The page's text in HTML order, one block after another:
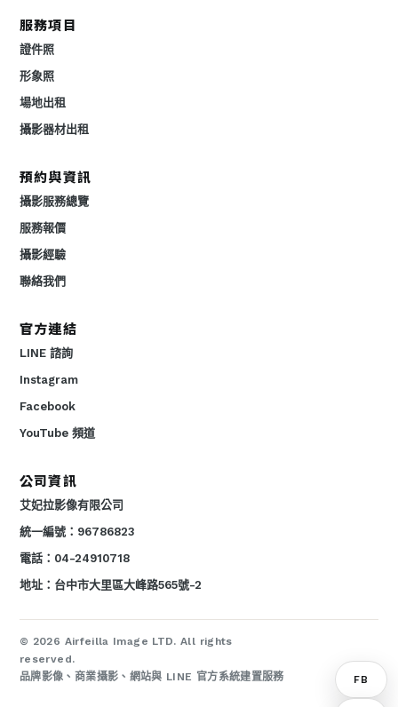
服務項目
證件照
形象照
場地出租
攝影器材出租
預約與資訊
攝影服務總覽
服務報價
攝影經驗
聯絡我們
官方連結
LINE 諮詢
Instagram
Facebook
YouTube 頻道
公司資訊
艾妃拉影像有限公司
統一編號：96786823
電話：04-24910718
地址：台中市大里區大峰路565號-2
© 2026 Airfeilla Image LTD. All rights
reserved.
品牌影像、商業攝影、網站與 LINE 官方系統建置服務
FB